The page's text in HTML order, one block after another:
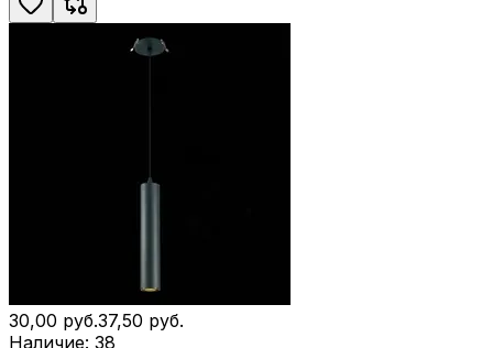
30,00 руб.37,50 руб.
Наличие: 38